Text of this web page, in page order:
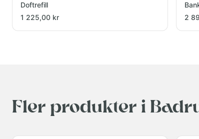
Doftrefill
1 225,00 kr
2
Fler produkter i